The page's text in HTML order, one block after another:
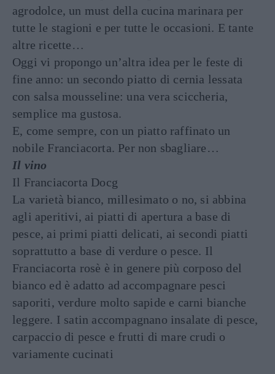
agrodolce, un must della cucina marinara per
tutte le stagioni e per tutte le occasioni. E tante
altre ricette…
Oggi vi propongo un’altra idea per le feste di
fine anno: un secondo piatto di cernia lessata
con salsa mousseline: una vera sciccheria,
semplice ma gustosa.
E, come sempre, con un piatto raffinato un
nobile Franciacorta. Per non sbagliare…
Il vino
Il Franciacorta Docg
La varietà bianco, millesimato o no, si abbina
agli aperitivi, ai piatti di apertura a base di
pesce, ai primi piatti delicati, ai secondi piatti
soprattutto a base di verdure o pesce. Il
Franciacorta rosè è in genere più corposo del
bianco ed è adatto ad accompagnare pesci
saporiti, verdure molto sapide e carni bianche
leggere. I satin accompagnano insalate di pesce,
carpaccio di pesce e frutti di mare crudi o
variamente cucinati